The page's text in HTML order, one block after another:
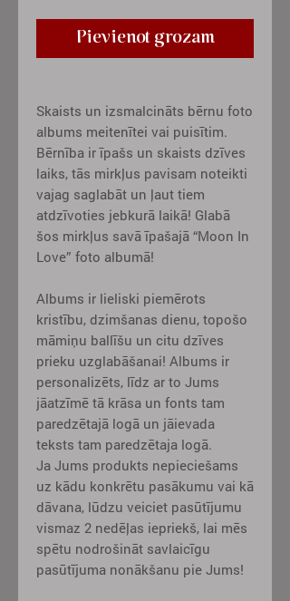
Pievienot grozam
Skaists un izsmalcināts bērnu foto
albums meitenītei vai puisītim.
Bērnība ir īpašs un skaists dzīves
laiks, tās mirkļus pavisam noteikti
vajag saglabāt un ļaut tiem
atdzīvoties jebkurā laikā! Glabā
šos mirkļus savā īpašajā “Moon In
Love” foto albumā!
Albums ir lieliski piemērots
kristību, dzimšanas dienu, topošo
māmiņu ballīšu un citu dzīves
prieku uzglabāšanai! Albums ir
personalizēts, līdz ar to Jums
jāatzīmē tā krāsa un fonts tam
paredzētajā logā un jāievada
teksts tam paredzētaja logā.
Ja Jums produkts nepieciešams
uz kādu konkrētu pasākumu vai kā
dāvana, lūdzu veiciet pasūtījumu
vismaz 2 nedēļas iepriekš, lai mēs
spētu nodrošināt savlaicīgu
pasūtījuma nonākšanu pie Jums!